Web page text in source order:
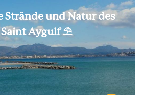
Strände und Natur des
Aygulf ⛱️